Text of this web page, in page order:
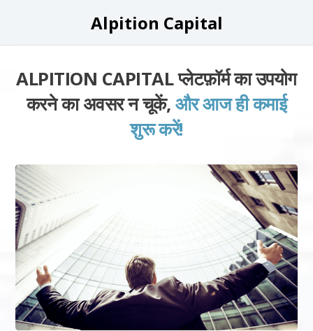
Alpition Capital
ALPITION CAPITAL प्लेटफ़ॉर्म का उपयोग
करने का अवसर न चूकें, और आज ही कमाई
शुरू करें!